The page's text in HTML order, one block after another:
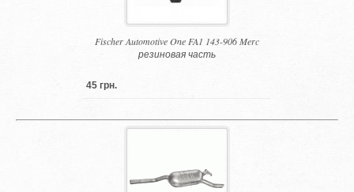
Fischer Automotive One FA1 143-906 Merc
резиновая часть
45 грн.